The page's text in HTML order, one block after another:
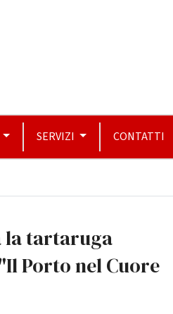
SERVIZI CONTATTI
la tartaruga
Porto nel Cuore